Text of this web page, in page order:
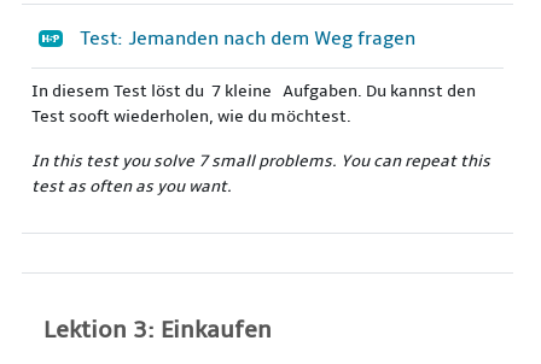
Test: Jemanden nach dem Weg fragen
In diesem Test löst du 7 kleine Aufgaben. Du kannst den
Test sooft wiederholen, wie du möchtest.
In this test you solve 7 small problems. You can repeat this
test as often as you want.
Lektion 3: Einkaufen